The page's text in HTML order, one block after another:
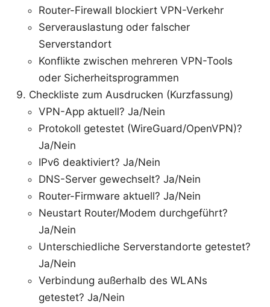
Router-Firewall blockiert VPN-Verkehr
Serverauslastung oder falscher
Serverstandort
Konflikte zwischen mehreren VPN-Tools
oder Sicherheitsprogrammen
Checkliste zum Ausdrucken (Kurzfassung)
VPN-App aktuell? Ja/Nein
Protokoll getestet (WireGuard/OpenVPN)?
Ja/Nein
IPv6 deaktiviert? Ja/Nein
DNS-Server gewechselt? Ja/Nein
Router-Firmware aktuell? Ja/Nein
Neustart Router/Modem durchgeführt?
Ja/Nein
Unterschiedliche Serverstandorte getestet?
Ja/Nein
Verbindung außerhalb des WLANs
getestet? Ja/Nein